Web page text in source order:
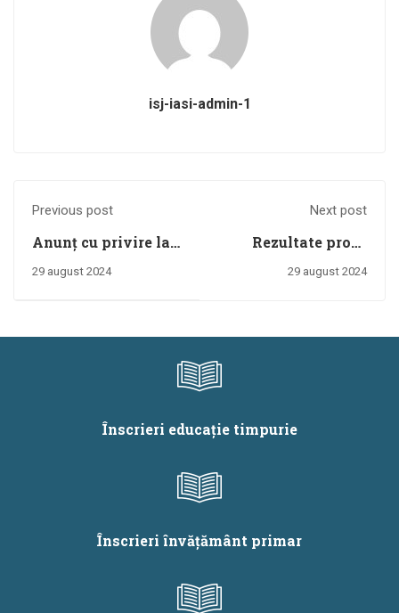
isj-iasi-admin-1
Previous post
Anunț cu privire la
desfășurarea
29 august 2024
Next post
Rezultate probe
practice concurs
29 august 2024
Înscrieri educație timpurie
Înscrieri învățământ primar